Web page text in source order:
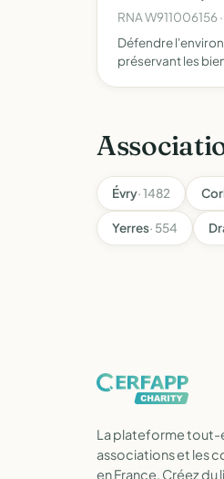
RNA
Défendre
préservant les
Évry· 1482
Yerres· 554
La plateforme tout-
associations et les
en France. Créez du